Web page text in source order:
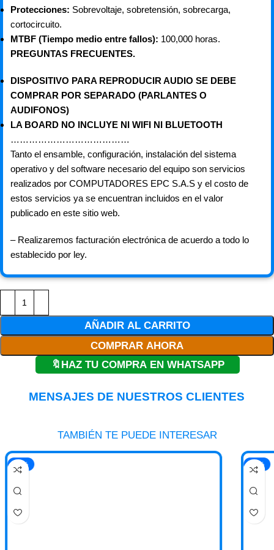
Protecciones: Sobrevoltaje, sobretensión, sobrecarga,
cortocircuito.
MTBF (Tiempo medio entre fallos): 100,000 horas.
PREGUNTAS FRECUENTES.
DISPOSITIVO PARA REPRODUCIR AUDIO SE DEBE
COMPRAR POR SEPARADO (PARLANTES O
AUDIFONOS)
LA BOARD NO INCLUYE NI WIFI NI BLUETOOTH
…………………………………
Tanto el ensamble, configuración, instalación del sistema
operativo y del software necesario del equipo son servicios
realizados por COMPUTADORES EPC S.A.S y el costo de
estos servicios ya se encuentran incluidos en el valor
publicado en este sitio web.
– Realizaremos facturación electrónica de acuerdo a todo lo
establecido por ley.
AÑADIR AL CARRITO
COMPRAR AHORA
🔖HAZ TU COMPRA EN WHATSAPP
MENSAJES DE NUESTROS CLIENTES
TAMBIÉN TE PUEDE INTERESAR
-42% -